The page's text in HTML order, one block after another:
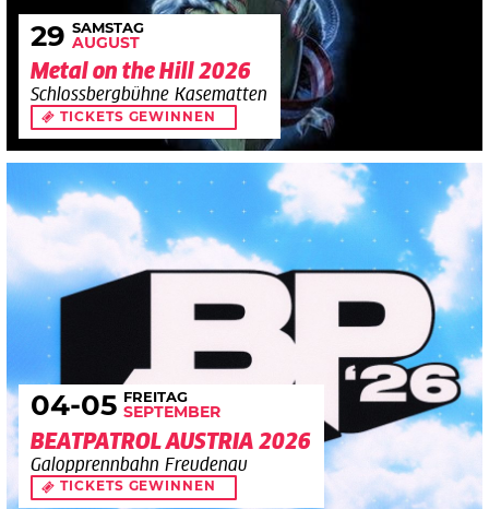
29 SAMSTAG
AUGUST
Metal on the Hill 2026
Schlossbergbühne Kasematten
TICKETS GEWINNEN
04-05 FREITAG
SEPTEMBER
BEATPATROL AUSTRIA 2026
Galopprennbahn Freudenau
TICKETS GEWINNEN